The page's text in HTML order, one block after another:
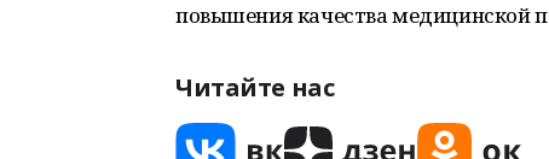
повышения качества медицинской
Читайте нас